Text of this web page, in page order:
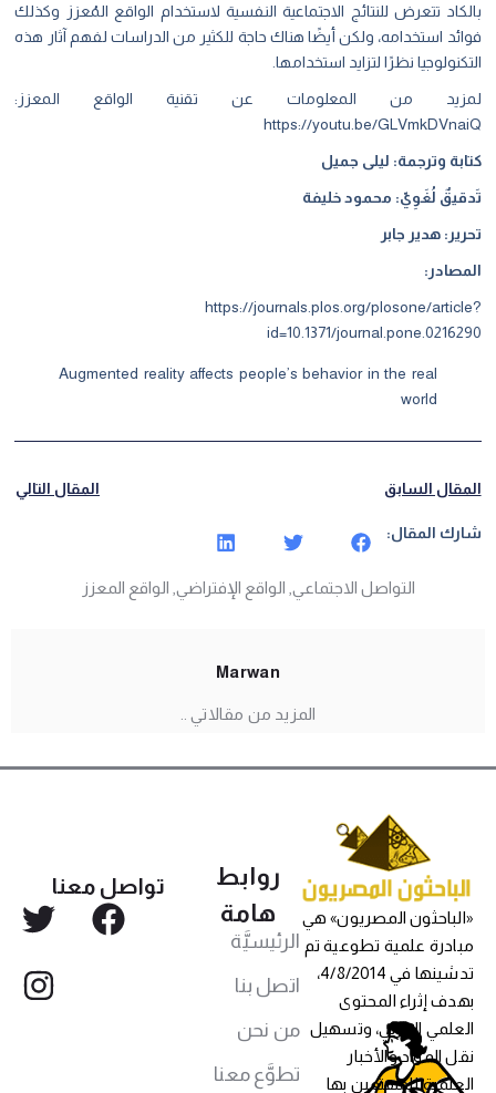
بالكاد تتعرض للنتائج الاجتماعية النفسية لاستخدام الواقع المُعزز وكذلك
فوائد استخدامه، ولكن أيضًا هناك حاجة للكثير من الدراسات لفهم آثار هذه
التكنولوجيا نظرًا لتزايد استخدامها.
لمزيد من المعلومات عن تقنية الواقع المعزز:
https://youtu.be/GLVmkDVnaiQ
كتابة وترجمة: ليلى جميل
تَدقيقٌ لُغَوِيّ: محمود خليفة
تحرير: هدير جابر
المصادر:
https://journals.plos.org/plosone/article?
id=10.1371/journal.pone.0216290
Augmented reality affects people’s behavior in the real
world
المقال السابق المقال التالي
شارك المقال:
التواصل الاجتماعي الواقع الإفتراضي الواقع المعزز
Marwan
المزيد من مقالاتي ..
«الباحثون المصريون» هي
مبادرة علمية تطوعية تم
تدشينها في 4/8/2014،
بهدف إثراء المحتوى
العلمي العربي، وتسهيل
نقل المواد والأخبار
العلمية للمهتمين بها
روابط
هامة
الرئيسيَّة
اتصل بنا
من نحن
تطوَّع معنا
تواصل معنا